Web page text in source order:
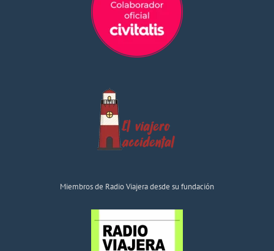
Miembros de Radio Viajera desde su fundación